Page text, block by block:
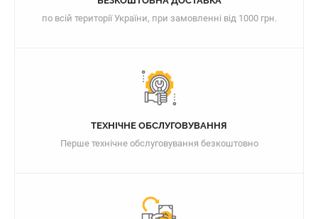
по всій території України, при замовленні від 1000 грн.
ТЕХНІЧНЕ ОБСЛУГОВУВАННЯ
Перше технічне обслуговування безкоштовно